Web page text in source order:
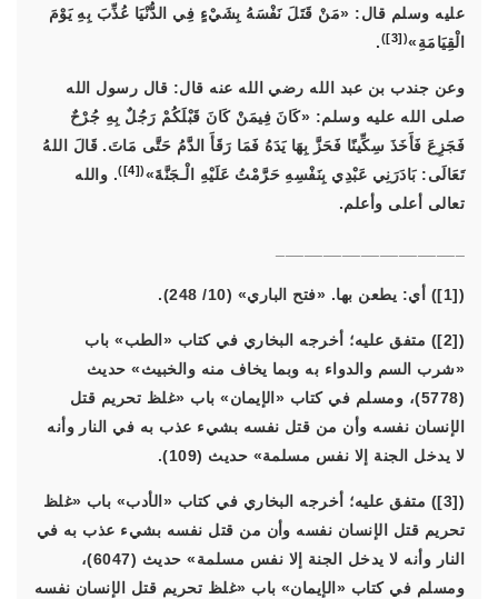
عليه وسلم قال: «مَنْ قَتَلَ نَفْسَهُ بِشَيْءٍ فِي الدُّنْيَا عُذِّبَ بِهِ يَوْمَ
الْقِيَامَةِ»
(
[3]
)
.
وعن جندب بن عبد الله رضي الله عنه قال: قال رسول الله
صلى الله عليه وسلم: «كَانَ فِيمَنْ كَانَ قَبْلَكُمْ رَجُلٌ بِهِ جُرْحٌ
فَجَزِعَ فَأَخَذَ سِكِّينًا فَحَزَّ بِهَا يَدَهُ فَمَا رَقَأَ الدَّمُ حَتَّى مَاتَ. قَالَ اللهُ
تَعَالَى: بَادَرَنِي عَبْدِي بِنَفْسِهِ حَرَّمْتُ عَلَيْهِ الْـجَنَّةَ»
(
[4]
). والله
تعالى أعلى وأعلم.
([1]) أي: يطعن بها. «فتح الباري» (10/ 248).
([2]) متفق عليه؛ أخرجه البخاري في كتاب «الطب» باب
«شرب السم والدواء به وبما يخاف منه والخبيث» حديث
(5778)، ومسلم في كتاب «الإيمان» باب «غلظ تحريم قتل
الإنسان نفسه وأن من قتل نفسه بشيء عذب به في النار وأنه
لا يدخل الجنة إلا نفس مسلمة» حديث (109).
([3]) متفق عليه؛ أخرجه البخاري في كتاب «الأدب» باب «غلظ
تحريم قتل الإنسان نفسه وأن من قتل نفسه بشيء عذب به في
النار وأنه لا يدخل الجنة إلا نفس مسلمة» حديث (6047)،
ومسلم في كتاب «الإيمان» باب «غلظ تحريم قتل الإنسان نفسه